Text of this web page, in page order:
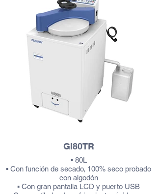
GI80TR
▪ 80L
▪ Con función de secado, 100% seco probado
con algodón
▪ Con gran pantalla LCD y puerto USB